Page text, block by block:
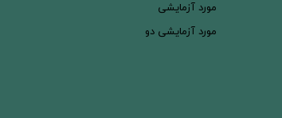
مورد آزمایشی
مورد آزمایشی دو